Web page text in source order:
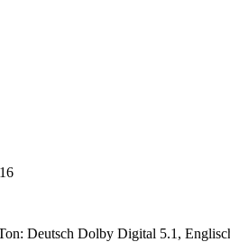
Deutsch Dolby Digital 5.1,